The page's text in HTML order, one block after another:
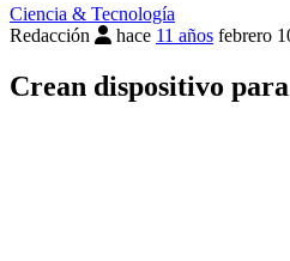
Ciencia & Tecnología
Redacción
hace 11 años febrero
Crean dispositivo